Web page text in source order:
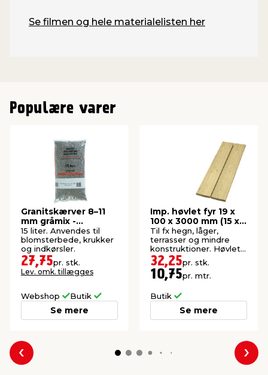
Se filmen og hele materialelisten her
Populære varer
Granitskærver 8–11
mm gråmix -
Safestone
15 liter. Anvendes til
blomsterbede, krukker
og indkørsler.
27,75pr. stk.
Lev. omk. tillægges
Webshop Butik
Se mere
Imp. høvlet fyr 19 x
100 x 3000 mm (15 x
95 mm)
Til fx hegn, låger,
terrasser og mindre
konstruktioner. Høvlet:
15 x 95 mm.
32,25pr. stk.
10,75pr. mtr.
Butik
Se mere
Forrige